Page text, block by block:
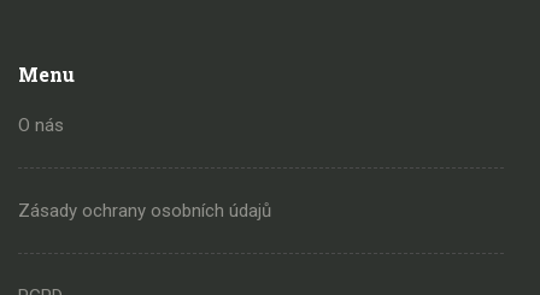
Menu
O nás
Zásady ochrany osobních údajů